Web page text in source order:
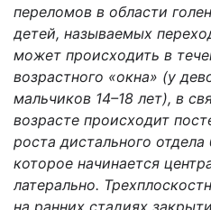
переломов в области
детей, называемых
может происходить в
возрастного «окна» (у
мальчиков 14–18 лет), в
возрасте происходит
роста дистального
которое начинается
латерально.
на ранних стадиях